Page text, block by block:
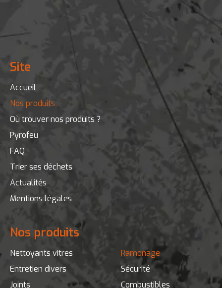
MR BRICOLAGE
AV.JULES FERRY-L.DIT PETIT PLAN
38380 ST LAURENT DU PONT
France
ENTREPOT DU BRICOLAGE
QUARTIER MEILLEUX OUEST
26100 ROMANS SUR ISERE
France
LES BRICONAUTES
C.CIAL POLE SUD
26260 ST DONAT
WELDOM
SAS PRIMAWEL
26210 ST SORLIN EN VALLOIRE
France
Site
Accueil
Nos produits
Où trouver nos produits ?
Pyrofeu
FAQ
Trier ses déchets
Actualités
Mentions légales
Nos produits
Nettoyants vitres
Ramonage
Entretien divers
Sécurité
Joints
Combustibles